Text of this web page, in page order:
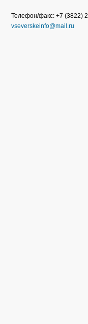
Телефон/факс: +7 (3822)
vseverskeinfo@mail.ru